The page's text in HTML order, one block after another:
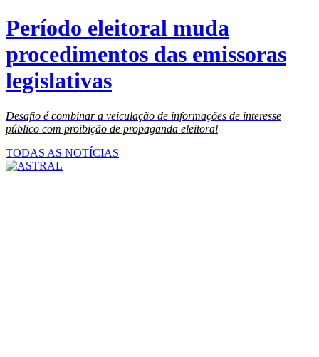
Período eleitoral muda
procedimentos das emissoras
legislativas
Desafio é combinar a veiculação de informações de interesse
público com proibição de propaganda eleitoral
TODAS AS NOTÍCIAS